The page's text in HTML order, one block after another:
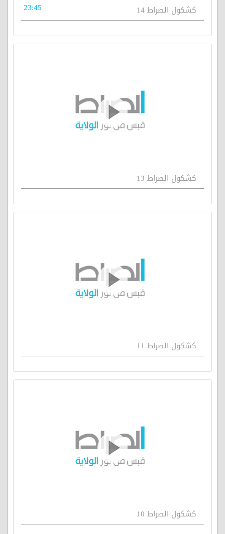
كشكول الصراط 14 23:45
كشكول الصراط 13
كشكول الصراط 11
كشكول الصراط 10